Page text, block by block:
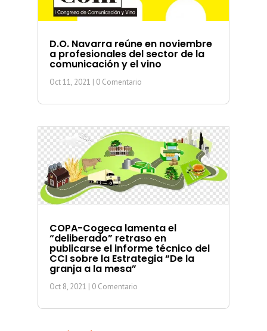
D.O. Navarra reúne en noviembre
a profesionales del sector de la
comunicación y el vino
Oct 11, 2021 | 0 Comentario
COPA-Cogeca lamenta el
“deliberado” retraso en
publicarse el informe técnico del
CCI sobre la Estrategia “De la
granja a la mesa”
Oct 8, 2021 | 0 Comentario